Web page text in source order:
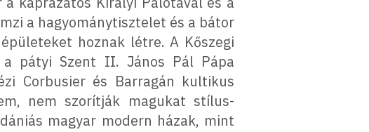
a hagyománytisztelet és a bátor
hoznak létre. A Kőszegi
pátyi Szent II. János Pál Pápa
Corbusier és Barragán kultikus
nem szorítják magukat stílus-
magyar modern házak, mint